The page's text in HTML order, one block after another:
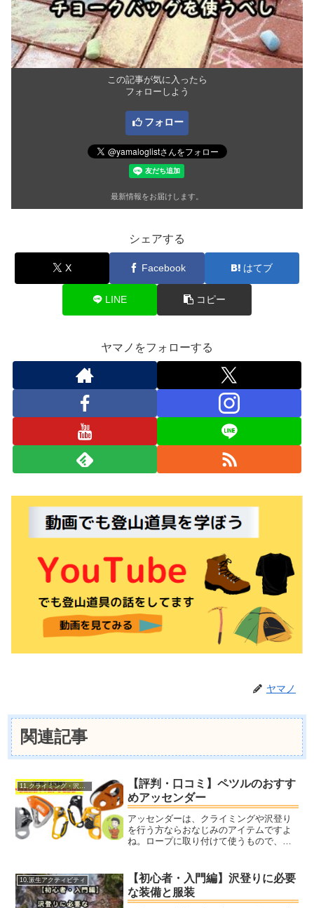
この記事が気に入ったら
フォローしよう
フォロー
最新情報をお届けします。
シェアする
X Facebook はてブ
LINE コピー
ヤマノをフォローする
ヤマノ
関連記事
【評判・口コミ】ペツルのおすす
めアッセンダー
アッセンダーは、クライミングや沢登り
を行う方ならおなじみのアイテムですよ
ね。ロープに取り付けて使うもので、上
ーキになります。また、荷揚げや懸垂下
降後の登り返しなど、色々...
10.派生アクティビティ
【初心者・入門編】沢登りに必要
な装備と服装